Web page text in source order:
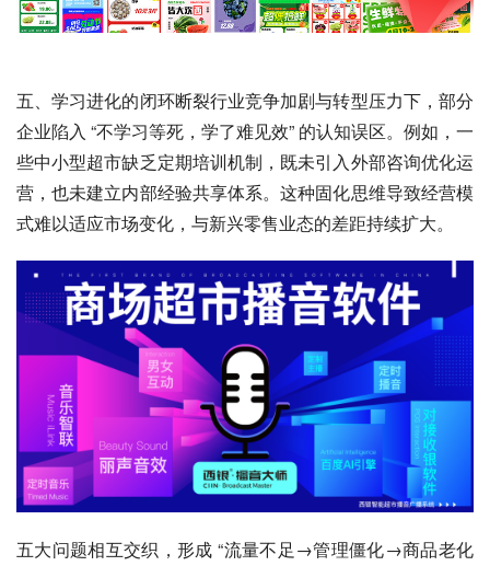
五、学习进化的闭环断裂行业竞争加剧与转型压力下，部分
企业陷入 “不学习等死，学了难见效” 的认知误区。例如，一
些中小型超市缺乏定期培训机制，既未引入外部咨询优化运
营，也未建立内部经验共享体系。这种固化思维导致经营模
式难以适应市场变化，与新兴零售业态的差距持续扩大。
五大问题相互交织，形成 “流量不足→管理僵化→商品老化